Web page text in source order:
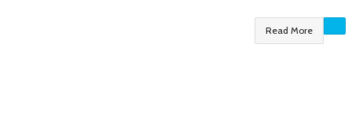
Read More